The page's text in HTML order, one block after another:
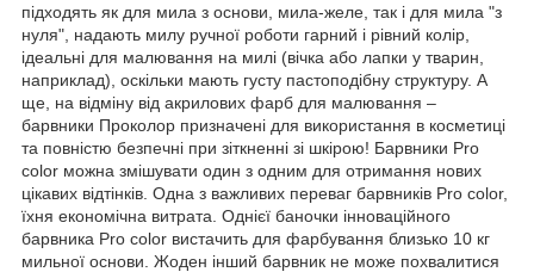
підходять як для мила з основи, мила-желе, так і для мила "з
нуля", надають милу ручної роботи гарний і рівний колір,
ідеальні для малювання на милі (вічка або лапки у тварин,
наприклад), оскільки мають густу пастоподібну структуру. А
ще, на відміну від акрилових фарб для малювання –
барвники Проколор призначені для використання в косметиці
та повністю безпечні при зіткненні зі шкірою! Барвники Pro
color можна змішувати один з одним для отримання нових
цікавих відтінків. Одна з важливих переваг барвників Pro color,
їхня економічна витрата. Однієї баночки інноваційного
барвника Pro color вистачить для фарбування близько 10 кг
мильної основи. Жоден інший барвник не може похвалитися